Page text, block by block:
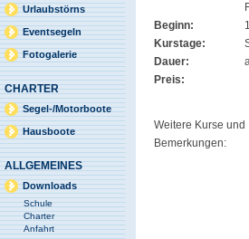
Urlaubstörns
Eventsegeln
Fotogalerie
CHARTER
Segel-/Motorboote
Hausboote
ALLGEMEINES
Downloads
Schule
Charter
Anfahrt
Beginn:
Kurstage:
Dauer:
Preis:
Weitere Kurse und
Bemerkungen: